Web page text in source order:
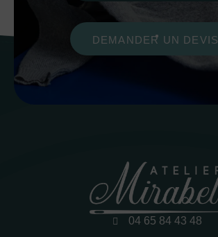
DEMANDER UN DEVIS
04 65 84 43 48